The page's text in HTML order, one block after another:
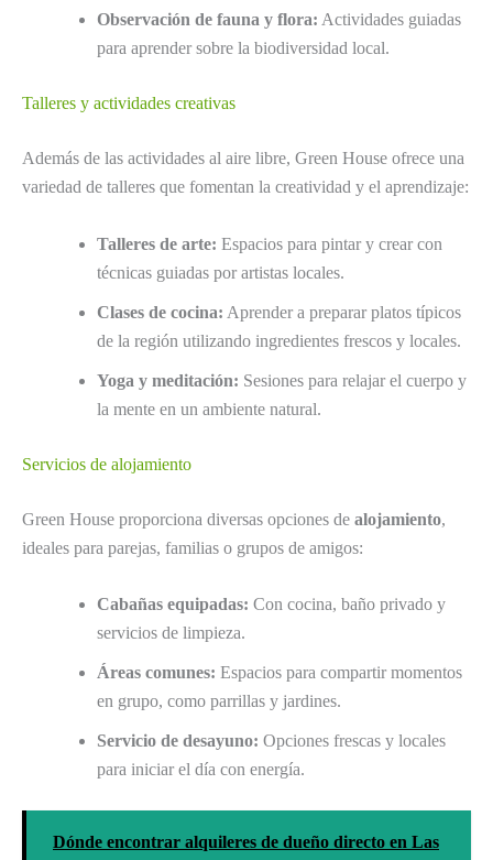
Observación de fauna y flora: Actividades guiadas
para aprender sobre la biodiversidad local.
Talleres y actividades creativas
Además de las actividades al aire libre, Green House ofrece una
variedad de talleres que fomentan la creatividad y el aprendizaje:
Talleres de arte: Espacios para pintar y crear con
técnicas guiadas por artistas locales.
Clases de cocina: Aprender a preparar platos típicos
de la región utilizando ingredientes frescos y locales.
Yoga y meditación: Sesiones para relajar el cuerpo y
la mente en un ambiente natural.
Servicios de alojamiento
Green House proporciona diversas opciones de alojamiento,
ideales para parejas, familias o grupos de amigos:
Cabañas equipadas: Con cocina, baño privado y
servicios de limpieza.
Áreas comunes: Espacios para compartir momentos
en grupo, como parrillas y jardines.
Servicio de desayuno: Opciones frescas y locales
para iniciar el día con energía.
Dónde encontrar alquileres de dueño directo en Las